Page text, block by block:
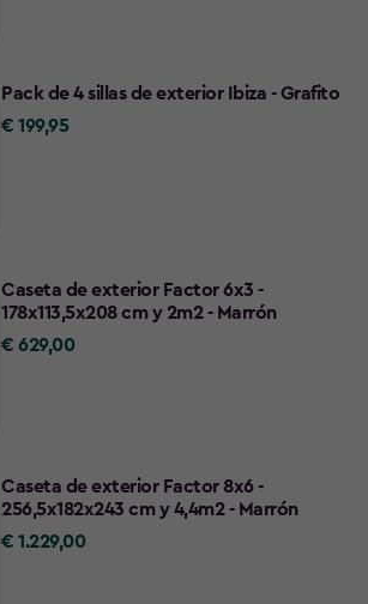
Pack de 4 sillas de exterior Ibiza - Grafito
€
€ 199,95
Caseta de exterior Factor 6x3 -
178x113,5x208 cm y 2m2 - Marrón
€
€ 629,00
Caseta de exterior Factor 8x6 -
256,5x182x243 cm y 4,4m2 - Marrón
€
€ 1.229,00